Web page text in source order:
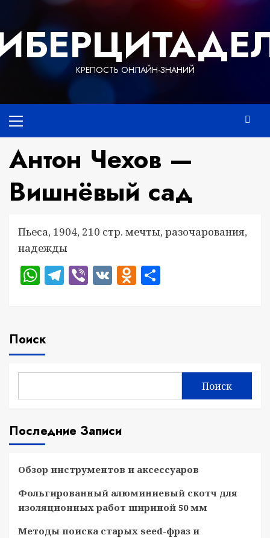
содержимому
КРЕПОСТЬ ОНЛАЙН-ЗНАНИЙ
меню
Антон Чехов —
Вишнёвый сад
Пьеса, 1904, 210 стр. мечты, разочарования,
надежды
WhatsApp
Telegram
Viber
VKOdnoklassniki
Поиск
Поиск
Последние Записи
Обзор инструментов и аксессуаров
Фольгированный алюминиевый скотч для
изоляционных работ шириной 50 мм
Методы поиска старых seed-фраз и